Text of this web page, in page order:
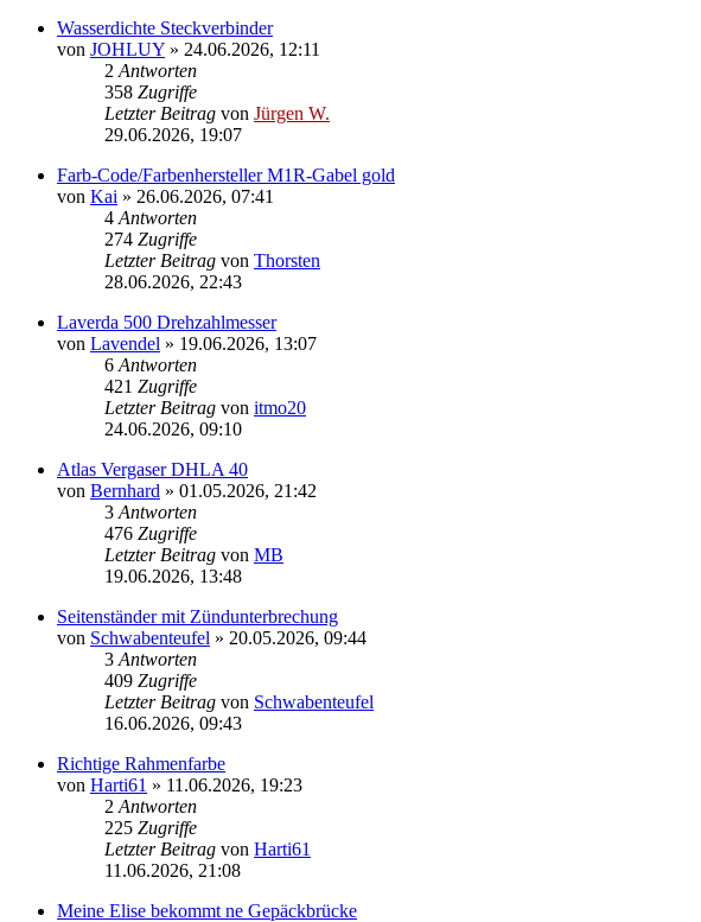
Wasserdichte Steckverbinder
von JOHLUY » 24.06.2026, 12:11
2 Antworten
358 Zugriffe
Letzter Beitrag von Jürgen W.
29.06.2026, 19:07
Farb-Code/Farbenhersteller M1R-Gabel gold
von Kai » 26.06.2026, 07:41
4 Antworten
274 Zugriffe
Letzter Beitrag von Thorsten
28.06.2026, 22:43
Laverda 500 Drehzahlmesser
von Lavendel » 19.06.2026, 13:07
6 Antworten
421 Zugriffe
Letzter Beitrag von itmo20
24.06.2026, 09:10
Atlas Vergaser DHLA 40
von Bernhard » 01.05.2026, 21:42
3 Antworten
476 Zugriffe
Letzter Beitrag von MB
19.06.2026, 13:48
Seitenständer mit Zündunterbrechung
von Schwabenteufel » 20.05.2026, 09:44
3 Antworten
409 Zugriffe
Letzter Beitrag von Schwabenteufel
16.06.2026, 09:43
Richtige Rahmenfarbe
von Harti61 » 11.06.2026, 19:23
2 Antworten
225 Zugriffe
Letzter Beitrag von Harti61
11.06.2026, 21:08
Meine Elise bekommt ne Gepäckbrücke